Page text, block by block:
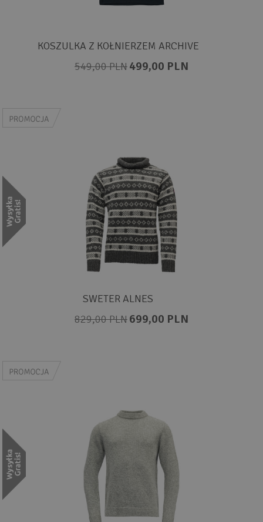
KOSZULKA Z KOŁNIERZEM ARCHIVE
549,00 PLN499,00 PLN
SWETER ALNES
829,00 PLN699,00 PLN